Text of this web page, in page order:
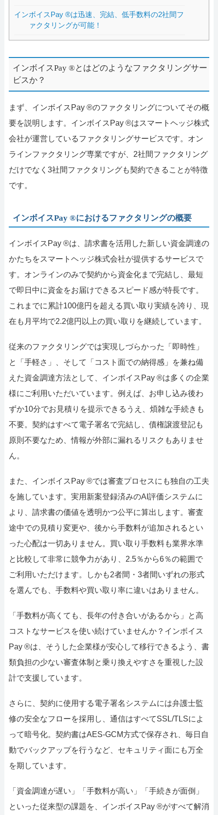
インボイスPay ®は迅速、完結、低手数料の2社間フ
ァクタリングが可能！
インボイスPay ®とはどのようなファクタリングサー
ビスか？
まず、インボイスPay ®のファクタリングについてその概
要を説明します。インボイスPay ®はスマートヘッジ株式
会社が運営しているファクタリングサービスです。オン
ラインファクタリング専業ですが、2社間ファクタリング
だけでなく3社間ファクタリングも契約できることが特徴
です。
インボイスPay ®におけるファクタリングの概要
インボイスPay ®は、請求書を活用した新しい資金調達の
かたちをスマートヘッジ株式会社が提供するサービスで
す。オンラインのみで契約から資金化まで完結し、最短
で即日中に資金をお届けできるスピード感が特長です。
これまでに累計100億円を超える買い取り実績を誇り、現
在も月平均で2.2億円以上の買い取りを継続しています。
従来のファクタリングでは実現しづらかった「即時性」
と「手軽さ」、そして「コスト面での納得感」を兼ね備
えた資金調達方法として、インボイスPay ®は多くの企業
様にご利用いただいています。例えば、お申し込み後わ
ずか10分でお見積りを提示できるうえ、煩雑な手続きも
不要。契約はすべて電子署名で完結し、債権譲渡登記も
原則不要なため、情報が外部に漏れるリスクもありませ
ん。
また、インボイスPay ®では審査プロセスにも独自の工夫
を施しています。実用新案登録済みのAI評価システムに
より、請求書の価値を透明かつ公平に算出します。審査
途中での見積り変更や、後から手数料が追加されるとい
った心配は一切ありません。買い取り手数料も業界水準
と比較して非常に競争力があり、2.5％から6％の範囲で
ご利用いただけます。しかも2者間・3者間いずれの形式
を選んでも、手数料や買い取り率に違いはありません。
「手数料が高くても、長年の付き合いがあるから」と高
コストなサービスを使い続けていませんか？インボイス
Pay ®は、そうした企業様が安心して移行できるよう、書
類負担の少ない審査体制と乗り換えやすさを重視した設
計で支援しています。
さらに、契約に使用する電子署名システムには弁護士監
修の安全なフローを採用し、通信はすべてSSL/TLSによ
って暗号化。契約書はAES-GCM方式で保存され、毎日自
動でバックアップを行うなど、セキュリティ面にも万全
を期しています。
「資金調達が遅い」「手数料が高い」「手続きが面倒」
といった従来型の課題を、インボイスPay ®がすべて解消